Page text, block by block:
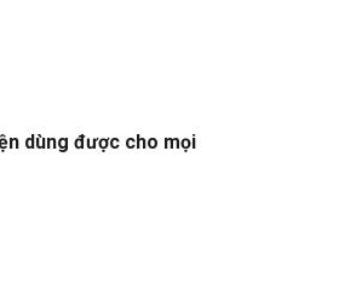
dùng được cho mọi